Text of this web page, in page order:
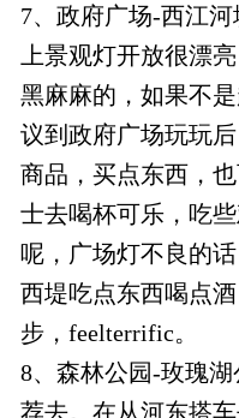
7、政府广场-西江
上景观灯开放很漂
黑麻麻的，如果不
议到政府广场玩玩
商品，买点东西，
士去喝杯可乐，吃
呢，广场灯不良的
西堤吃点东西喝点
步，feelterrific。
8、森林公园-玫瑰
荐去。在从河东搭